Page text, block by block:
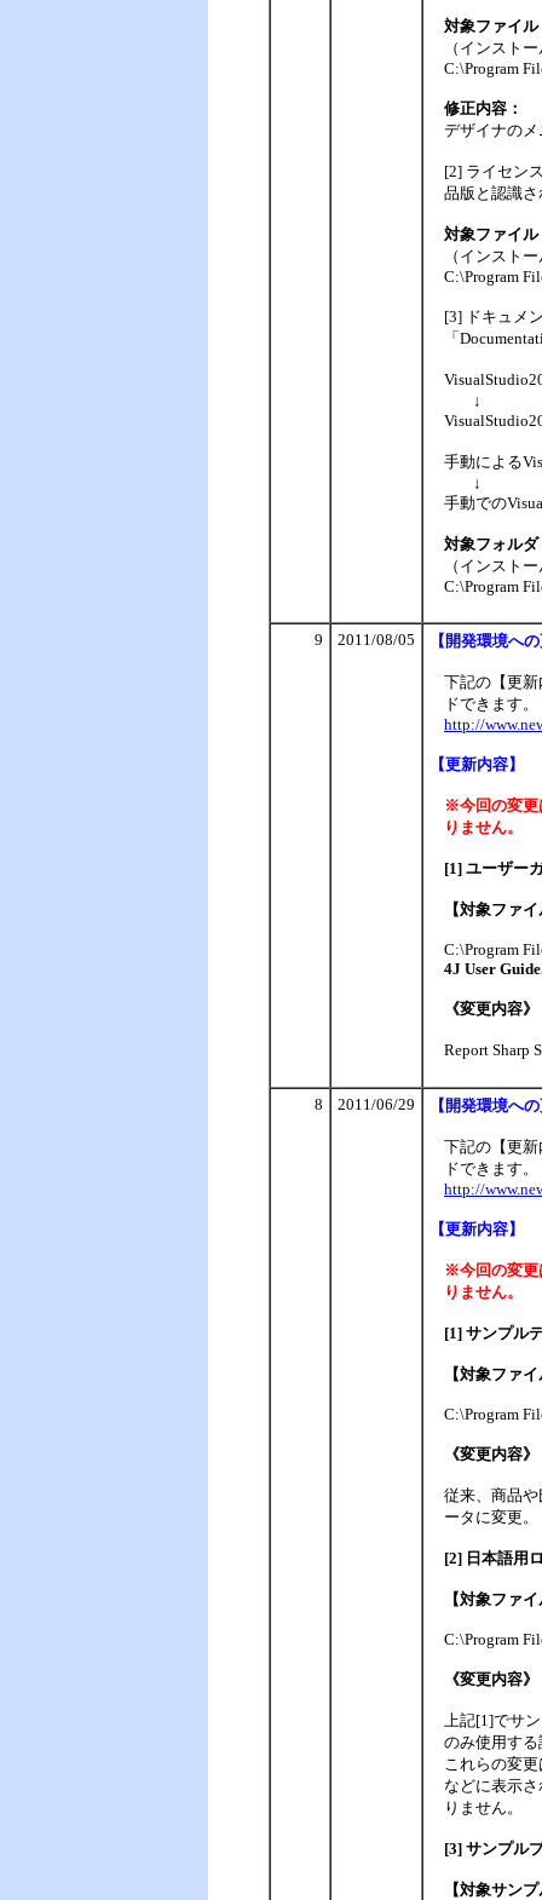
対象ファイル
（インスト
C:\Program
修正内容：
デザイナの
[2] ライセン
品版と認識
対象ファイル
（インスト
C:\Program
[3] ドキュメ
「
↓
手動による
↓
手動での
対象フォルダ
（インスト
C:\Program
9 2011/08/05 【 開発環境へ
下記の【更
ドできます。
http://
【更新内容】
※今回の変更
りません。
[1] ユーザー
【対象ファ
C:\Program
4J User
《変更内容》
Report Sharp
8 2011/06/29 【 開発環境へ
下記の【更
ドできます。
http://
【更新内容】
※今回の変更
りません。
[1] サンプル
【対象ファ
C:\Program
《変更内容》
従来、商品
ータに変更。
[2] 日本語用
【対象ファ
C:\Program
《変更内容》
上記[1]でサ
のみ使用す
これらの変
などに表示
りません。
[3] サンプル
【対象サン